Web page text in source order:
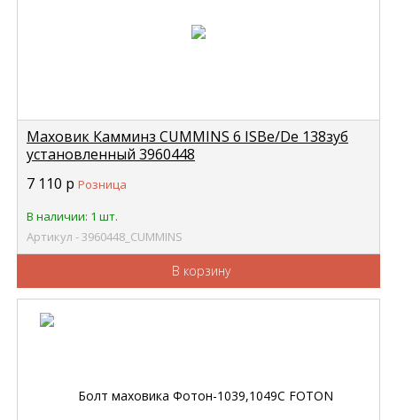
Маховик Камминз CUMMINS 6 ISBe/De 138зуб
установленный 3960448
7 110 р Розница
В наличии: 1 шт.
Артикул - 3960448_CUMMINS
В корзину